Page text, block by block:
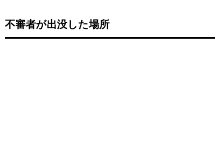
不審者が出没した場所